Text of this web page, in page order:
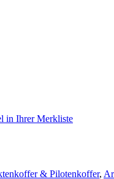
in Ihrer Merkliste
& Pilotenkoffer,